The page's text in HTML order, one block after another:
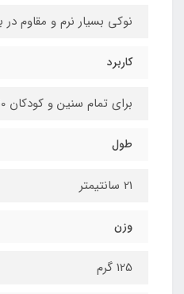
نوکی بسیار نرم و مقاوم در
کاربرد
برای تمام سنین و کودکان 30 ماهه به بالا
طول
21 سانتیمتر
وزن
125 گرم